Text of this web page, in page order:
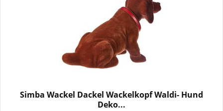
Simba Wackel Dackel Wackelkopf Waldi- Hund
Deko...